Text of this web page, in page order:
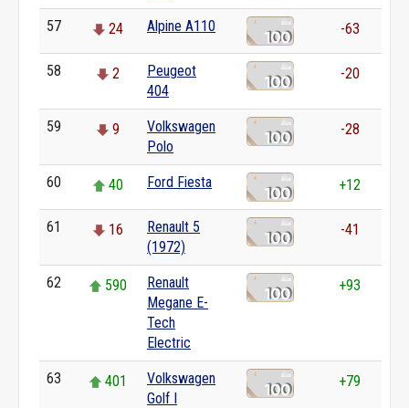
57 24 Alpine A110 -63
58 2
Peugeot
404
-20
59 9
Volkswagen
Polo
-28
60 40 Ford Fiesta +12
61 16
Renault 5
(1972)
-41
62 590
Renault
Megane E-
Tech
Electric
+93
63 401
Volkswagen
Golf I
+79